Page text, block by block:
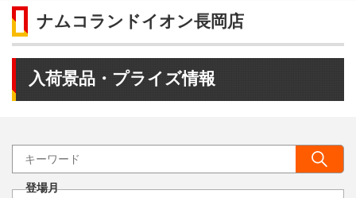
ナムコランドイオン長岡店
入荷景品・プライズ情報
登場月